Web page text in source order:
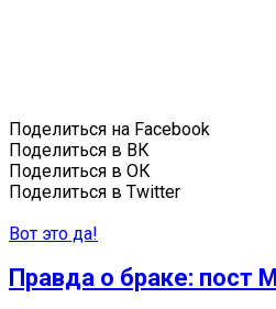
Поделиться на Facebook
Поделиться в ВК
Поделиться в ОК
Поделиться в Twitter
Вот это да!
Правда о браке: пост